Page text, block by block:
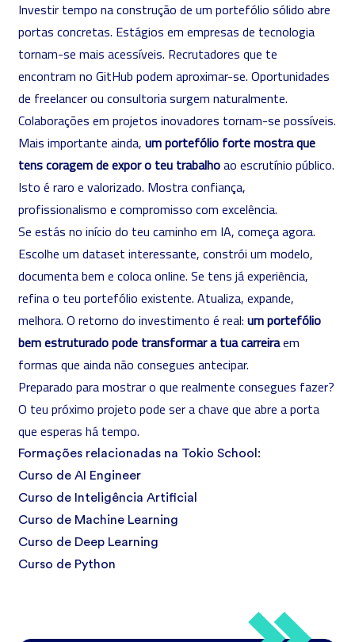
Investir tempo na construção de um portefólio sólido abre
portas concretas. Estágios em empresas de tecnologia
tornam-se mais acessíveis. Recrutadores que te
encontram no GitHub podem aproximar-se. Oportunidades
de freelancer ou consultoria surgem naturalmente.
Colaborações em projetos inovadores tornam-se possíveis.
Mais importante ainda, um portefólio forte mostra que
tens coragem de expor o teu trabalhoao escrutínio público.
Isto é raro e valorizado. Mostra confiança,
profissionalismo e compromisso com excelência.
Se estás no início do teu caminho em IA, começa agora.
Escolhe um dataset interessante, constrói um modelo,
documenta bem e coloca online. Se tens já experiência,
refina o teu portefólio existente. Atualiza, expande,
melhora. O retorno do investimento é real: um portefólio
bem estruturado pode transformar a tua carreiraem
formas que ainda não consegues antecipar.
Preparado para mostrar o que realmente consegues fazer?
O teu próximo projeto pode ser a chave que abre a porta
que esperas há tempo.
Formações relacionadas na Tokio School:
Curso de AI Engineer
Curso de Inteligência Artificial
Curso de Machine Learning
Curso de Deep Learning
Curso de Python